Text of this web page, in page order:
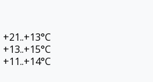
+21..+13°C
+13..+15°C
+11..+14°C